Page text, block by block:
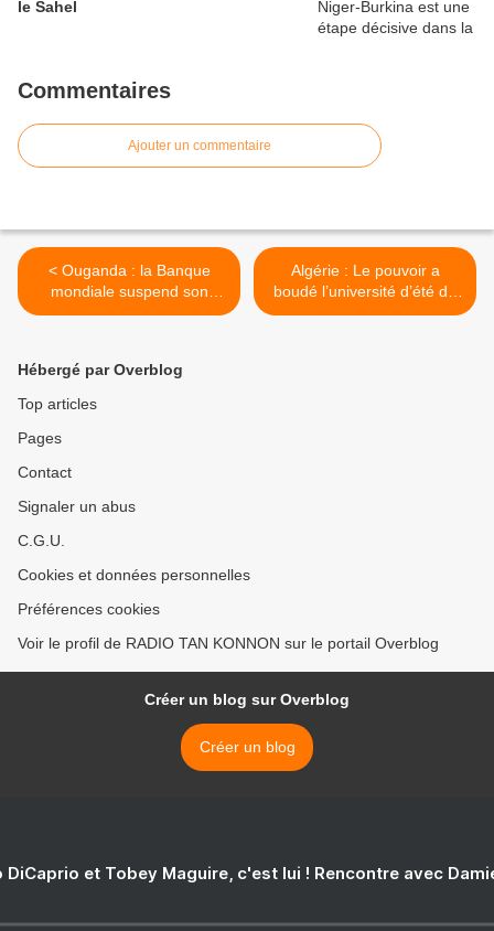
le Sahel
Commentaires
Ajouter un commentaire
< Ouganda : la Banque
mondiale suspend son
financement après la loi
Algérie : Le pouvoir a
boudé l’université d’été du
Polisario à Boumerdès >
Hébergé par Overblog
Top articles
Pages
Contact
Signaler un abus
C.G.U.
Cookies et données personnelles
Préférences cookies
Voir le profil de RADIO TAN KONNON sur le portail Overblog
Créer un blog sur Overblog
Créer un blog
DiCaprio et Tobey Maguire, c'est lui ! Rencontre avec